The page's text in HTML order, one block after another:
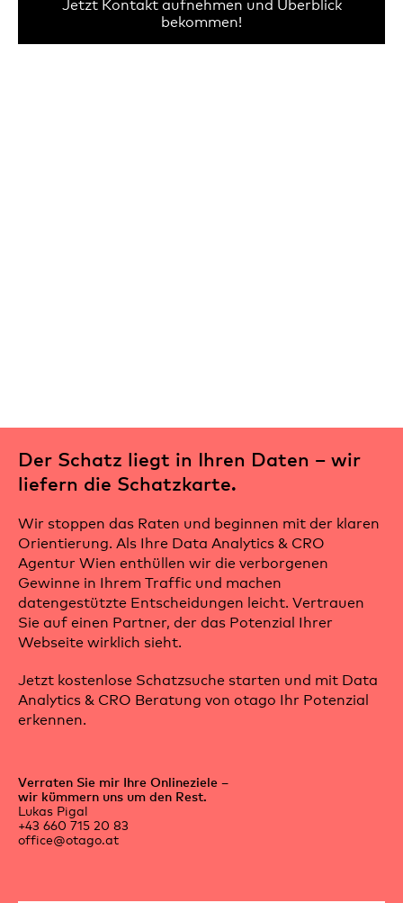
Jetzt Kontakt aufnehmen und Überblick
bekommen!
Der Schatz liegt in Ihren Daten – wir
liefern die Schatzkarte.
Wir stoppen das Raten und beginnen mit der klaren
Orientierung. Als Ihre Data Analytics & CRO
Agentur Wien enthüllen wir die verborgenen
Gewinne in Ihrem Traffic und machen
datengestützte Entscheidungen leicht. Vertrauen
Sie auf einen Partner, der das Potenzial Ihrer
Webseite wirklich sieht.
Jetzt kostenlose Schatzsuche starten und mit Data
Analytics & CRO Beratung von otago Ihr Potenzial
erkennen.
Verraten Sie mir Ihre Onlineziele –
wir kümmern uns um den Rest.
Lukas Pigal
+43 660 715 20 83
office@otago.at